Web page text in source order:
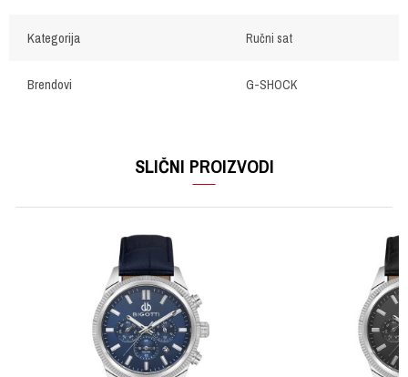
Kategorija Ručni sat
Brendovi G-SHOCK
SLIČNI PROIZVODI